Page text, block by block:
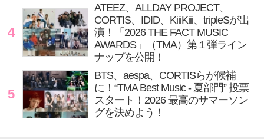
4
ATEEZ、ALLDAY PROJECT、
CORTIS、IDID、KiiiKiii、tripleSが出
演！「2026 THE FACT MUSIC
AWARDS」（TMA）第１弾ライン
ナップを公開！
5
BTS、aespa、CORTISらが候補
に！“TMA Best Music - 夏部門” 投票
スタート！2026 最高のサマーソン
グを決めよう！